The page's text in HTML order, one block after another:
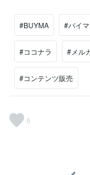
#BUYMA #バイマ
#ココナラ #メル
#コンテンツ販売
6